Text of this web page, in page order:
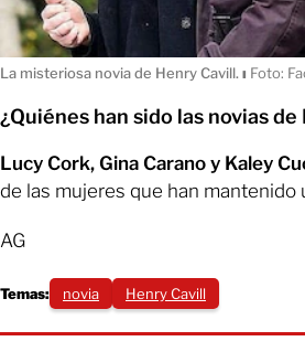
La misteriosa novia de Henry Cavill. ı Foto:
¿Quiénes han sido las novias de
Lucy Cork, Gina Carano y Kaley
de las mujeres que han mantenido
AG
Temas: novia Henry Cavill